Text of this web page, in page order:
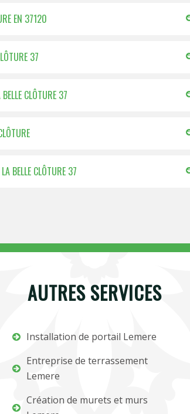
EN 37120
37
CLÔTURE 37
BELLE CLÔTURE 37
AUTRES SERVICES
Installation de portail Lemere
Entreprise de terrassement
Lemere
Création de murets et murs